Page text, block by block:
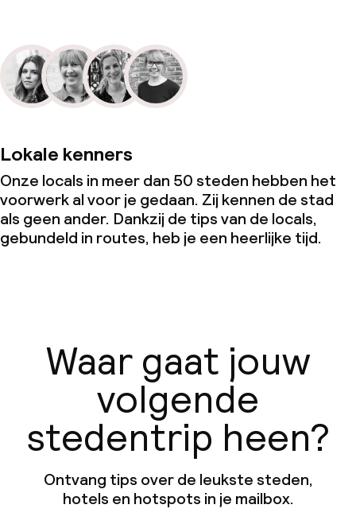
Lokale kenners
Onze locals in meer dan 50 steden hebben het
voorwerk al voor je gedaan. Zij kennen de stad
als geen ander. Dankzij de tips van de locals,
gebundeld in routes, heb je een heerlijke tijd.
Waar gaat jouw
volgende
stedentrip heen?
Ontvang tips over de leukste steden,
hotels en hotspots in je mailbox.